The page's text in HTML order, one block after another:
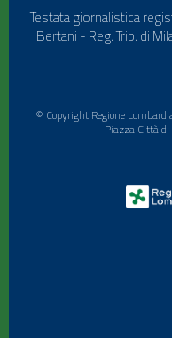
Testata giornalistica
Bertani - Reg. Trib. di
© Copyright Regione
Piazza Città